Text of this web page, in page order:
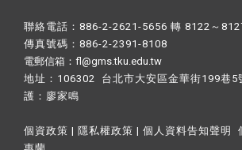
聯絡電話：886-2-2621-5656 轉 8122～
傳真號碼：886-2-2391-8108
電郵信箱：fl@gms.tku.edu.tw
地址：106302 台北市大安區金華街199巷
護： 廖家鳴​
個資政策 | 隱私權政策 | 個人資料告知聲明